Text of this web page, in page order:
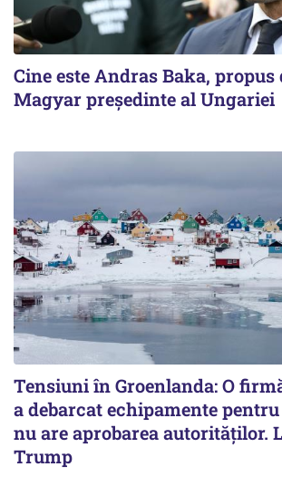
Cine este Andras Baka, propus
Magyar președinte al Ungariei
Tensiuni în Groenlanda: O
a debarcat echipamente
nu are aprobarea autorităților.
Trump